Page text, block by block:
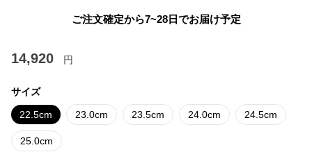
ご注文確定から7~28日でお届け予定
14,920 円
サイズ
22.5cm 23.0cm 23.5cm 24.0cm 24.5cm
25.0cm